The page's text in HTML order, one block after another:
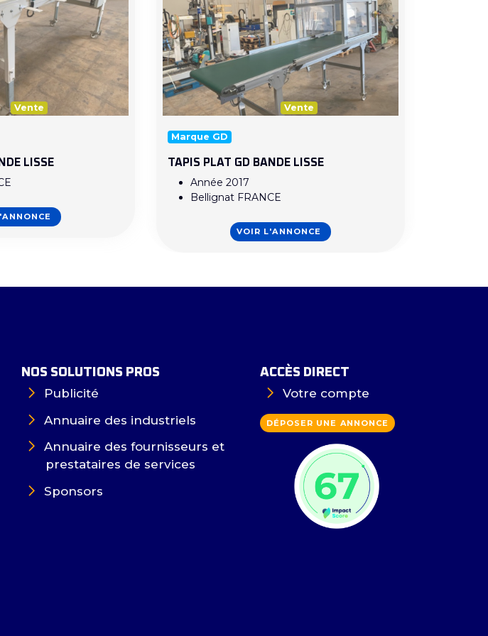
Vente
LISSE
Vente
Marque GD
TAPIS PLAT GD BANDE LISSE
Année 2017
Bellignat FRANCE
VOIR L'ANNONCE
NOS SOLUTIONS PROS
Publicité
Annuaire des industriels
Annuaire des fournisseurs et
prestataires de services
Sponsors
ACCÈS DIRECT
Votre compte
DÉPOSER UNE ANNONCE